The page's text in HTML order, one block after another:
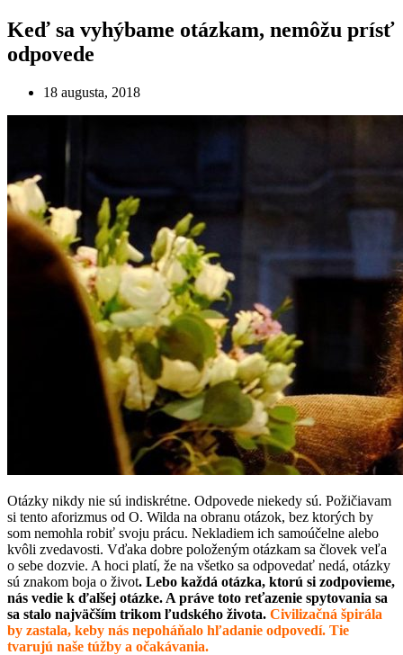
Keď sa vyhýbame otázkam, nemôžu prísť
odpovede
18 augusta, 2018
Otázky nikdy nie sú indiskrétne. Odpovede niekedy sú. Požičiavam
si tento aforizmus od O. Wilda na obranu otázok, bez ktorých by
som nemohla robiť svoju prácu. Nekladiem ich samoúčelne alebo
kvôli zvedavosti. Vďaka dobre položeným otázkam sa človek veľa
o sebe dozvie. A hoci platí, že na všetko sa odpovedať nedá, otázky
sú znakom boja o život. Lebo každá otázka, ktorú si zodpovieme,
nás vedie k ďalšej otázke. A práve toto reťazenie spytovania sa
sa stalo najväčším trikom ľudského života. Civilizačná špirála
by zastala, keby nás nepoháňalo hľadanie odpovedí. Tie
tvarujú naše túžby a očakávania.